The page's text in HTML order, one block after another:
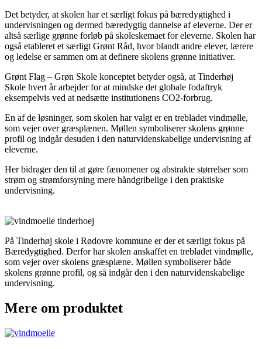
Det betyder, at skolen har et særligt fokus på bæredygtighed i
undervisningen og dermed bæredygtig dannelse af eleverne. Der er
altså særlige grønne forløb på skoleskemaet for eleverne. Skolen har
også etableret et særligt Grønt Råd, hvor blandt andre elever, lærere
og ledelse er sammen om at definere skolens grønne initiativer.
Grønt Flag – Grøn Skole konceptet betyder også, at Tinderhøj
Skole hvert år arbejder for at mindske det globale fodaftryk
eksempelvis ved at nedsætte institutionens CO2-forbrug.
En af de løsninger, som skolen har valgt er en trebladet vindmølle,
som vejer over græsplænen. Møllen symboliserer skolens grønne
profil og indgår desuden i den naturvidenskabelige undervisning af
eleverne.
Her bidrager den til at gøre fænomener og abstrakte størrelser som
strøm og strømforsyning mere håndgribelige i den praktiske
undervisning.
På Tinderhøj skole i Rødovre kommune er der et særligt fokus på
Bæredygtighed. Derfor har skolen anskaffet en trebladet vindmølle,
som vejer over skolens græsplæne. Møllen symboliserer både
skolens grønne profil, og så indgår den i den naturvidenskabelige
undervisning.
Mere om produktet